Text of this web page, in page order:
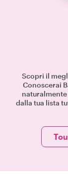
Scopri il
Conoscerai
dalla tua lista